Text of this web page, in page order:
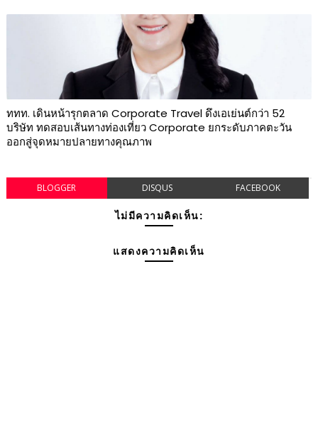
ททท. เดินหน้ารุกตลาด Corporate Travel ดึงเอเย่นต์กว่า 52
บริษัท ทดสอบเส้นทางท่องเที่ยว Corporate ยกระดับภาคตะวัน
ออกสู่จุดหมายปลายทางคุณภาพ
BLOGGER DISQUS FACEBOOK
ไม่มีความคิดเห็น:
แสดงความคิดเห็น